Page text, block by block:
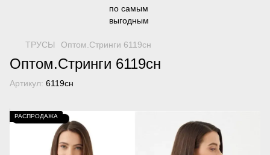
ТРУСЫ Оптом.Стринги 6119сн
Оптом.Стринги 6119сн
Артикул: 6119сн
РАСПРОДАЖА